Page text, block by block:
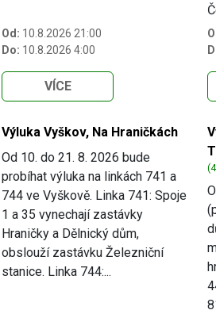
Od: 10.8.2026 21:00
Do: 10.8.2026 4:00
VÍCE
Výluka Vyškov, Na Hraničkách
Od 10. do 21. 8. 2026 bude
probíhat výluka na linkách 741 a
744 ve Vyškově. Linka 741: Spoje
1 a 35 vynechají zastávky
Hraničky a Dělnický dům,
obslouží zastávku Železniční
stanice. Linka 744:...